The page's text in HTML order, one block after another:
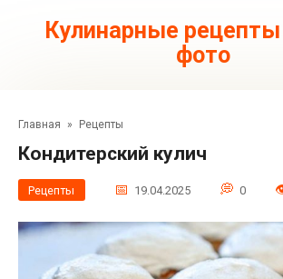
контентуКулинарные
фото
Главная » Рецепты
Кондитерский кулич
Рецепты 19.04.2025 0